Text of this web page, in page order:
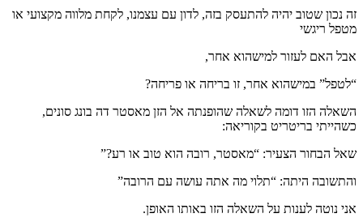
זה נכון שטוב יהיה להתעסק בזה, לדון עם עצמנו, לקחת מלווה מקצועי או
מטפל ריגשי
אבל האם לעזור למישהוא אחר,
“לטפל” במישהוא אחר, זו בריחה או פריחה?
השאלה הזו דומה לשאלה שהופנתה אל הזן מאסטר דה בונג סונים,
כשהייתי בריטריט בקוריאה:
שאל הבחור הצעיר: “מאסטר, רובה הוא טוב או רע?”
והתשובה היתה: “תלוי מה אתה עושה עם הרובה”
אני נוטה לענות על השאלה הזו באותו האופן.